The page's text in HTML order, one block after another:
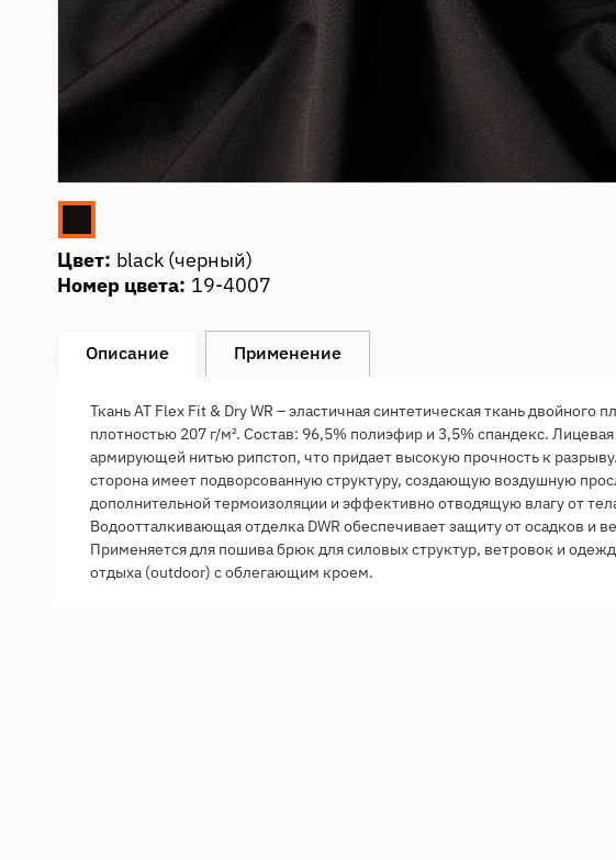
Цвет: black (черный)
Номер цвета: 19-4007
Описание Применение
Ткань AT Flex Fit & Dry WR – эластичная синтетическая ткань двойного
плотностью 207 г/м². Состав: 96,5% полиэфир и 3,5% спандекс.
армирующей нитью рипстоп, что придает высокую прочность к
сторона имеет подворсованную структуру, создающую воздушную
дополнительной термоизоляции и эффективно отводящую влагу от
Водоотталкивающая отделка DWR обеспечивает защиту от осадков и
Применяется для пошива брюк для силовых структур, ветровок и
отдыха (outdoor) с облегающим кроем.